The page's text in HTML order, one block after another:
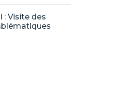
: Visite des